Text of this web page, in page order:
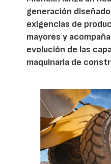
generación
exigencias de
mayores y
evolución de las
maquinaria de